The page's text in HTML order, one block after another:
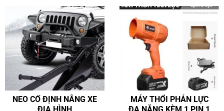
NEO CỐ ĐỊNH NÂNG XE
MÁY THỔI PHẢN LỰC